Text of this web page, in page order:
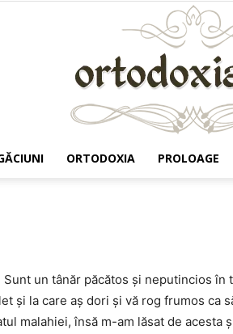
ORTODOXIA PROLOAGE
un tânăr păcătos şi neputincios în
şi la care aş dori şi vă rog frumos ca
malahiei, însă m-am lăsat de acesta